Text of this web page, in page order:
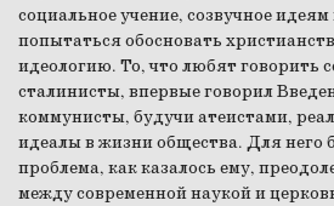
социальное учение, созвучное
попытаться обосновать
идеологию. То, что любят говорить
сталинисты, впервые говорил
коммунисты, будучи атеистами,
идеалы в жизни общества. Для него
проблема, как казалось ему,
между современной наукой и